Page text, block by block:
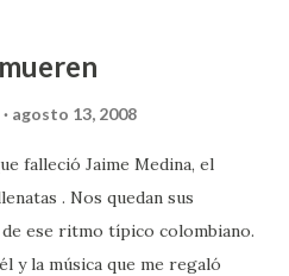
lo sepultemos con
" Testamento de un sonero
sonora de mi funeral
a la perfección para Jaime.
agosto 13, 2008
falleció Jaime Medina, el
. Nos quedan sus
ese ritmo típico colombiano.
y la música que me regaló